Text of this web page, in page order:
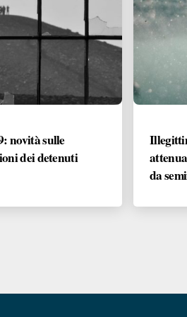
novità sulle
dei detenuti
da